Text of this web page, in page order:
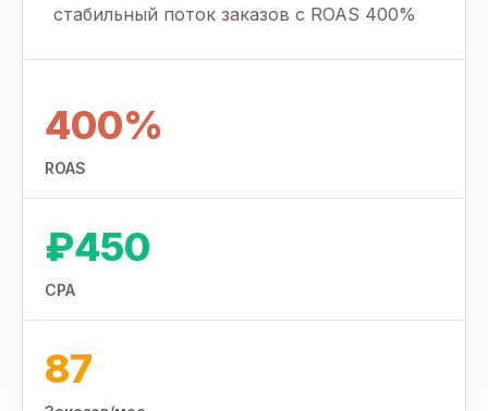
стабильный поток заказов с ROAS 400%
400%
ROAS
₽450
CPA
87